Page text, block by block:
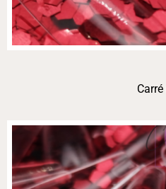
Carré